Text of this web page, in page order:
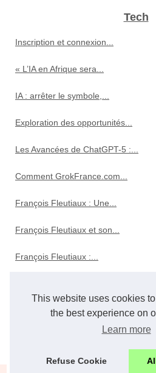
This website uses cookies
the best experience on
Learn more
Refuse Cookie
Tech
Inscription et connexion...
« L’IA en Afrique sera...
IA : arrêter le symbole,...
Exploration des opportunités...
Les Avancées de ChatGPT-5 :...
Comment GrokFrance.com...
François Fleutiaux : Une...
François Fleutiaux et son...
François Fleutiaux :...
Réserve de Niassa : une...